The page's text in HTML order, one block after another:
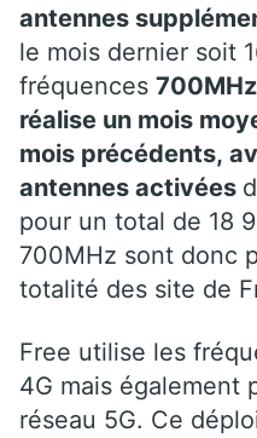
antennes
le mois dernier soit
fréquences
réalise un mois
mois précédents,
antennes activées
pour un total de 18
700MHz sont donc
totalité des site de
Free utilise les
4G mais également
réseau 5G. Ce